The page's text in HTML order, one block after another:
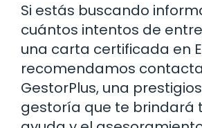
Si estás buscando
cuántos intentos de
una carta certificada en
recomendamos
GestorPlus, una
gestoría que te brindará